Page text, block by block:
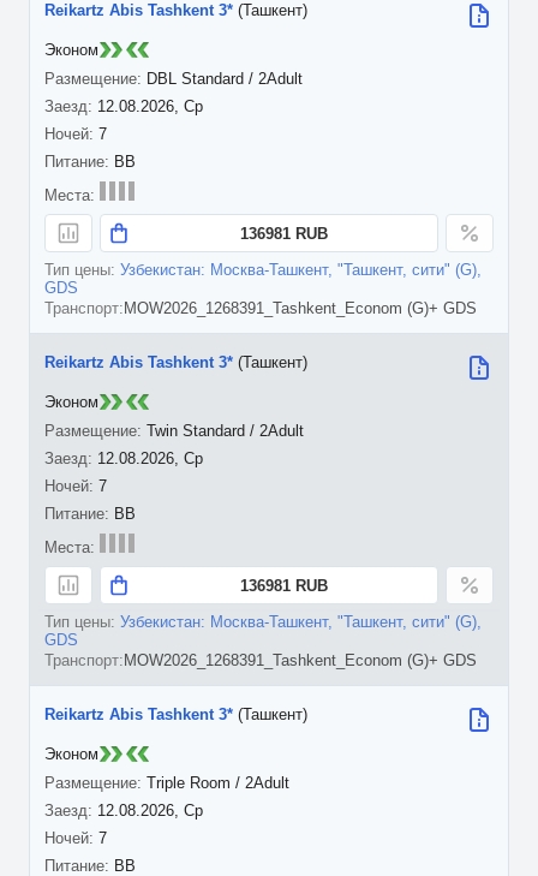
12.08.2026, Ср
7
Reikartz Abis Tashkent 3* (Ташкент)
DBL Standard / 2Adult
BB
136981 RUB
Узбекистан: Москва-Ташкент, "Ташкент, сити" (G),
GDS
MOW2026_1268391_Tashkent_Econom (G)+ GDS
Эконом
12.08.2026, Ср
7
Reikartz Abis Tashkent 3* (Ташкент)
Twin Standard / 2Adult
BB
136981 RUB
Узбекистан: Москва-Ташкент, "Ташкент, сити" (G),
GDS
MOW2026_1268391_Tashkent_Econom (G)+ GDS
Эконом
12.08.2026, Ср
7
Reikartz Abis Tashkent 3* (Ташкент)
Triple Room / 2Adult
BB
Эконом